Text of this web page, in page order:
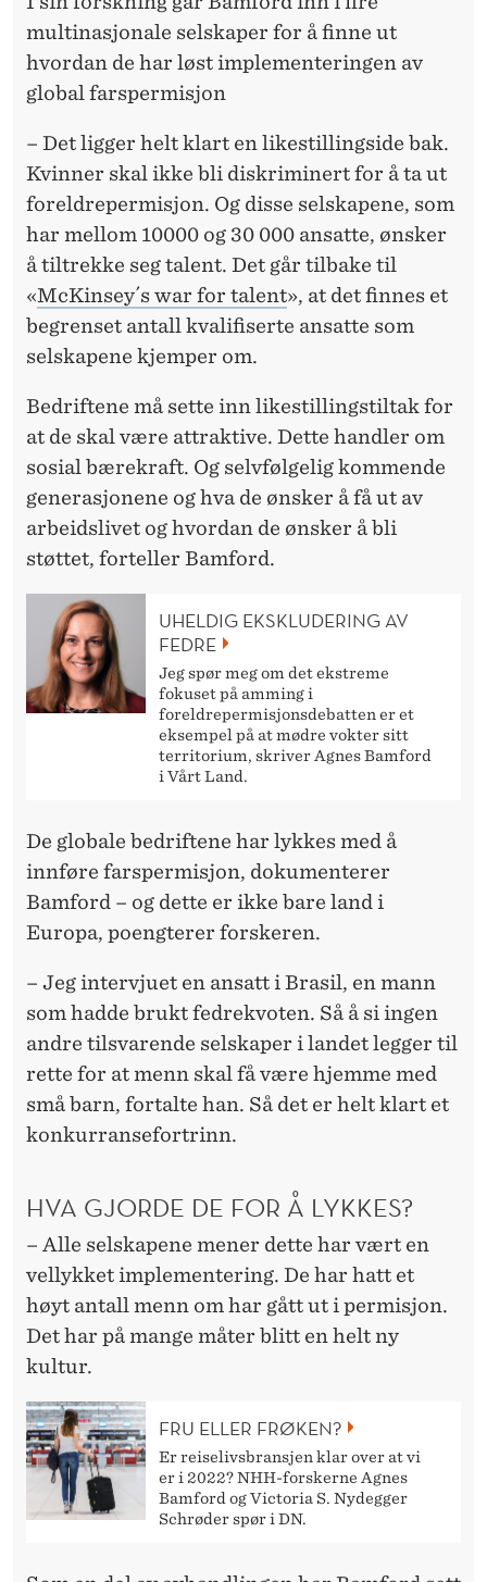
multinasjonale selskaper for å finne ut
hvordan de har løst implementeringen av
global farspermisjon
– Det ligger helt klart en likestillingside bak.
Kvinner skal ikke bli diskriminert for å ta ut
foreldrepermisjon. Og disse selskapene, som
har mellom 10000 og 30 000 ansatte, ønsker
å tiltrekke seg talent. Det går tilbake til
«McKinsey´s war for talent», at det finnes et
begrenset antall kvalifiserte ansatte som
selskapene kjemper om.
Bedriftene må sette inn likestillingstiltak for
at de skal være attraktive. Dette handler om
sosial bærekraft. Og selvfølgelig kommende
generasjonene og hva de ønsker å få ut av
arbeidslivet og hvordan de ønsker å bli
støttet, forteller Bamford.
UHELDIG EKSKLUDERING AV
FEDRE
Jeg spør meg om det ekstreme
fokuset på amming i
foreldrepermisjonsdebatten er et
eksempel på at mødre vokter sitt
territorium, skriver Agnes Bamford
i Vårt Land.
De globale bedriftene har lykkes med å
innføre farspermisjon, dokumenterer
Bamford – og dette er ikke bare land i
Europa, poengterer forskeren.
– Jeg intervjuet en ansatt i Brasil, en mann
som hadde brukt fedrekvoten. Så å si ingen
andre tilsvarende selskaper i landet legger til
rette for at menn skal få være hjemme med
små barn, fortalte han. Så det er helt klart et
konkurransefortrinn.
HVA GJORDE DE FOR Å LYKKES?
– Alle selskapene mener dette har vært en
vellykket implementering. De har hatt et
høyt antall menn om har gått ut i permisjon.
Det har på mange måter blitt en helt ny
kultur.
FRU ELLER FRØKEN?
Er reiselivsbransjen klar over at vi
er i 2022? NHH-forskerne Agnes
Bamford og Victoria S. Nydegger
Schrøder spør i DN.